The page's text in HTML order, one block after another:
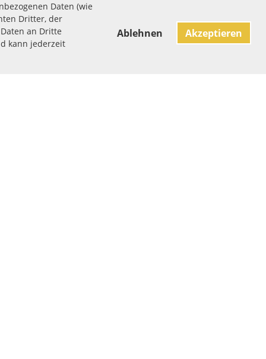
Daten (wie
Dritter, der
an Dritte
kann jederzeit
Ablehnen Akzeptieren